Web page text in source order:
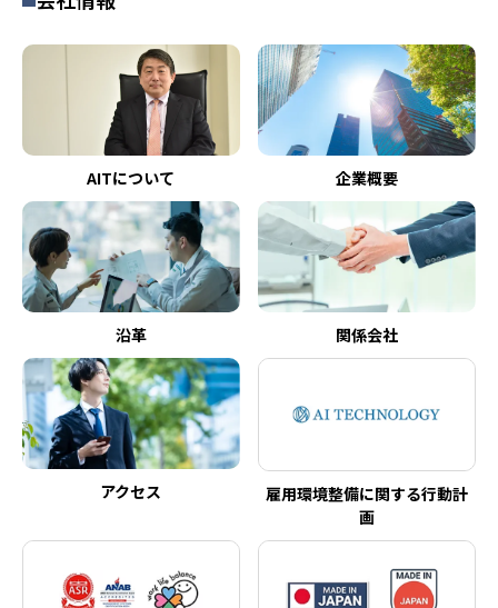
AITについて 企業概要
沿革 関係会社
アクセス
雇用環境整備に関する行動計
画